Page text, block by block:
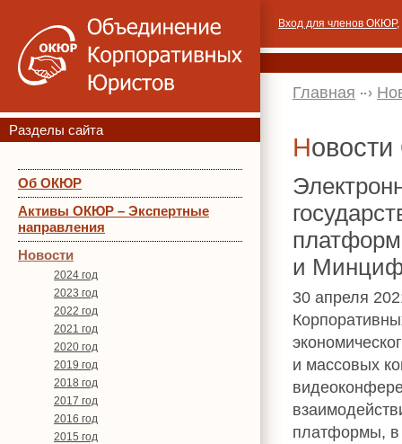
Разделы сайта
Об ОКЮР
Активы ОКЮР – Экспертные
направления
Новости
2024 год
2023 год
2022 год
2021 год
2020 год
2019 год
2018 год
2017 год
2016 год
2015 год
Вход для членов ОКЮР,
Главная
и
30 апреля
и массовых
платформы, в